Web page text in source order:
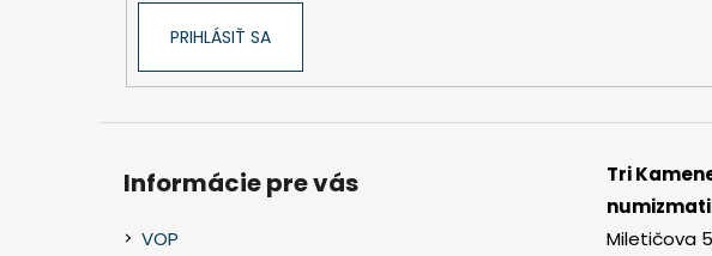
PRIHLÁSIŤ SA
Informácie pre vás
VOP
Tri
Miletičova